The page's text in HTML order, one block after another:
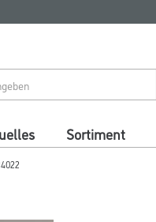
Sortiment